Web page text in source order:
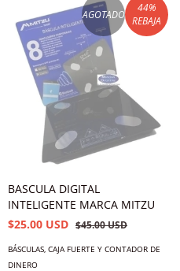
AGOTADO
44%
REBAJA
BASCULA DIGITAL
INTELIGENTE MARCA MITZU
$25.00 USD $45.00 USD
BÁSCULAS, CAJA FUERTE Y CONTADOR DE
DINERO